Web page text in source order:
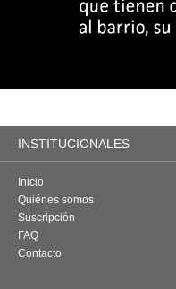
INSTITUCIONALES
Inicio
Quiénes somos
Suscripción
FAQ
Contacto